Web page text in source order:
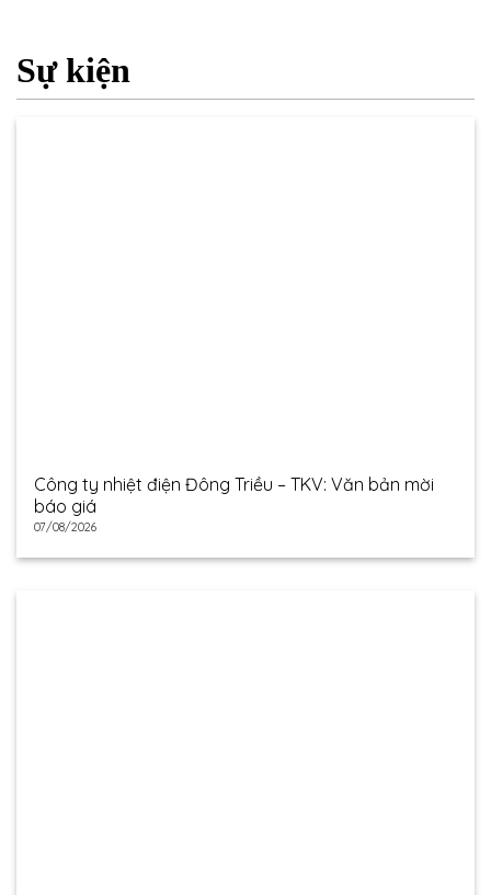
Sự kiện
Công ty nhiệt điện Đông Triều – TKV: Văn bản mời
báo giá
07/08/2026